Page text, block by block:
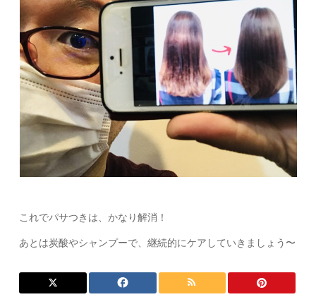
これでパサつきは、かなり解消！
あとは炭酸やシャンプーで、継続的にケアしていきましょう〜